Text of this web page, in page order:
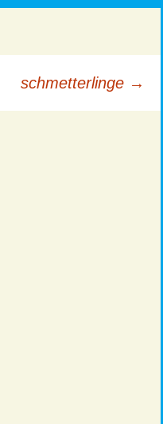
schmetterlinge →